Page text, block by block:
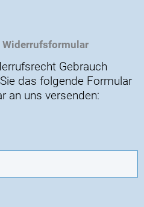
Gebrauch
das folgende Formular
an uns versenden: